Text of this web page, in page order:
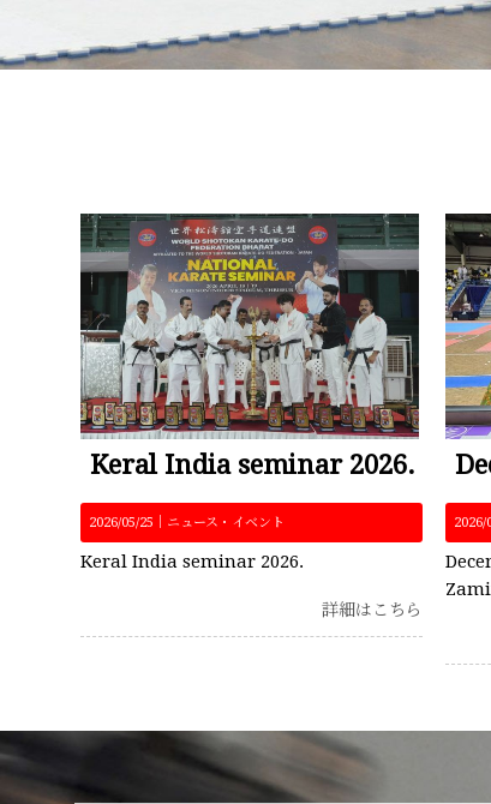
Keral India seminar 2026.
2026/05/25｜ ニュース・イベント
Keral India seminar 2026.
詳細はこちら
2026/